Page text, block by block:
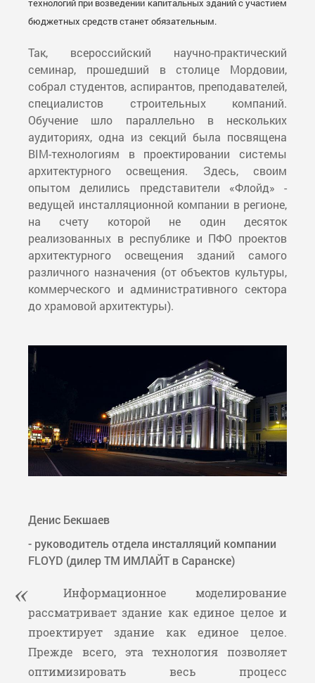
технологий при возведении капитальных зданий с участием
бюджетных средств станет обязательным.
Так, всероссийский научно-практический
семинар, прошедший в столице Мордовии,
собрал студентов, аспирантов, преподавателей,
специалистов строительных компаний.
Обучение шло параллельно в нескольких
аудиториях, одна из секций была посвящена
BIM-технологиям в проектировании системы
архитектурного освещения. Здесь, своим
опытом делились представители «Флойд» -
ведущей инсталляционной компании в регионе,
на счету которой не один десяток
реализованных в республике и ПФО проектов
архитектурного освещения зданий самого
различного назначения (от объектов культуры,
коммерческого и административного сектора
до храмовой архитектуры).
Денис Бекшаев
- руководитель отдела инсталляций компании
FLOYD (дилер TM ИМЛАЙТ в Саранске)
Информационное моделирование
рассматривает здание как единое целое и
проектирует здание как единое целое.
Прежде всего, эта технология позволяет
оптимизировать весь процесс